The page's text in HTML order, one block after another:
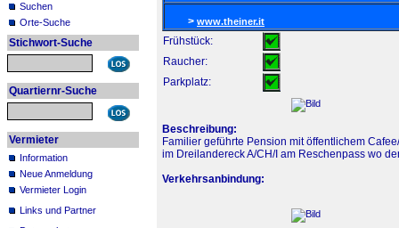
Suchen
Orte-Suche
Stichwort-Suche
Quartiernr-Suche
Vermieter
Information
Neue Anmeldung
Vermieter Login
Links und Partner
> www.theiner.it
Frühstück:
Raucher:
Parkplatz:
Beschreibung:
Familier geführte Pension mit öffentlichem
im Dreilandereck A/CH/I am Reschenpass wo
Verkehrsanbindung: